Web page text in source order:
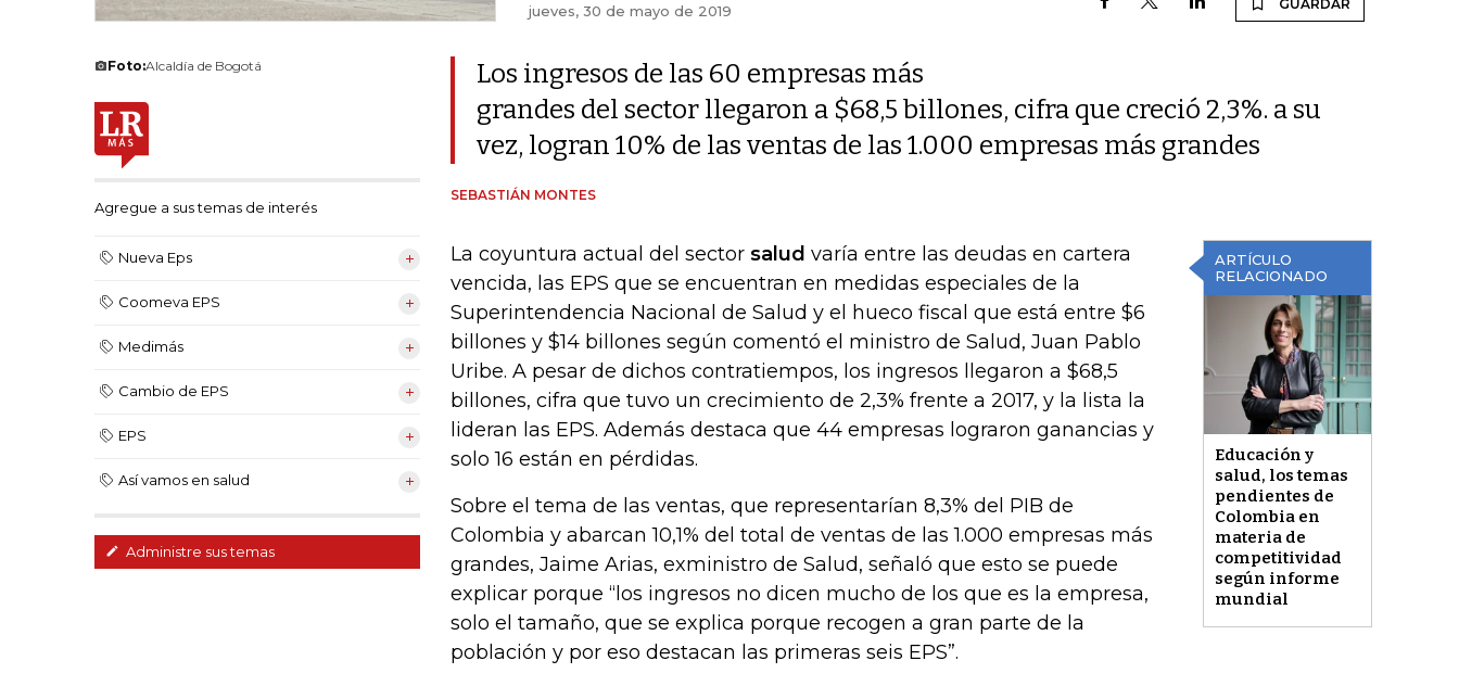
jueves, 30 de mayo de 2019 GUARDAR
Foto:Alcaldía de Bogotá
Agregue a sus temas de interés
Nueva Eps
Coomeva EPS
Medimás
Cambio de EPS
EPS
Así vamos en salud
Administre sus temas
Los ingresos de las 60 empresas más
grandes del sector llegaron a $68,5 billones, cifra que creció 2,3%. a su
vez, logran 10% de las ventas de las 1.000 empresas más grandes
SEBASTIÁN MONTES
ARTÍCULO
RELACIONADO
Educación y
salud, los temas
pendientes de
Colombia en
materia de
competitividad
según informe
mundial
La coyuntura actual del sector salud varía entre las deudas en cartera
vencida, las EPS que se encuentran en medidas especiales de la
Superintendencia Nacional de Salud y el hueco fiscal que está entre $6
billones y $14 billones según comentó el ministro de Salud, Juan Pablo
Uribe. A pesar de dichos contratiempos, los ingresos llegaron a $68,5
billones, cifra que tuvo un crecimiento de 2,3% frente a 2017, y la lista la
lideran las EPS. Además destaca que 44 empresas lograron ganancias y
solo 16 están en pérdidas.
Sobre el tema de las ventas, que representarían 8,3% del PIB de
Colombia y abarcan 10,1% del total de ventas de las 1.000 empresas más
grandes, Jaime Arias, exministro de Salud, señaló que esto se puede
explicar porque “los ingresos no dicen mucho de los que es la empresa,
solo el tamaño, que se explica porque recogen a gran parte de la
población y por eso destacan las primeras seis EPS”.